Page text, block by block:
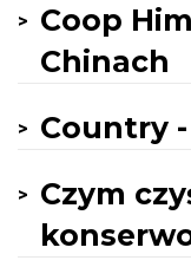
Coop
Chinach
Country
Czym